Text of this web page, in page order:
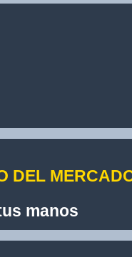
DEL
manos